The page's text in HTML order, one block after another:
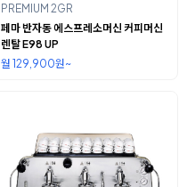
PREMIUM 2GR
페마 반자동 에스프레소머신 커피머신
렌탈 E98 UP
월 129,900원~